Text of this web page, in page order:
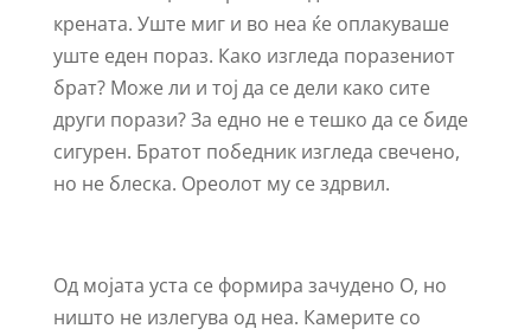
крената. Уште миг и во неа ќе оплакуваше
уште еден пораз. Како изгледа поразениот
брат? Може ли и тој да се дели како сите
други порази? За едно не е тешко да се биде
сигурен. Братот победник изгледа свечено,
но не блеска. Ореолот му се здрвил.
Од мојата уста се формира зачудено О, но
ништо не излегува од неа. Камерите со